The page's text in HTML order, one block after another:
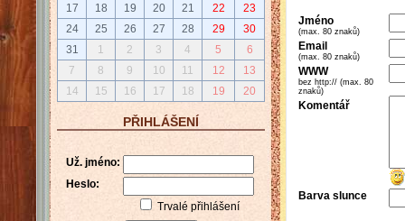
Jméno
(max. 80 znaků)
Email
(max. 80 znaků)
WWW
bez http:// (max. 80
znaků)
Komentář
Barva slunce
17
18 19 20 21 22
23
24
25 26 27 28 29
30
31
1 2 3 4 5
6
7
8 9 10 11 12
13
14
15 16 17 18 19 20
PŘIHLÁŠENÍ
Už. jméno:
Heslo:
Trvalé přihlášení